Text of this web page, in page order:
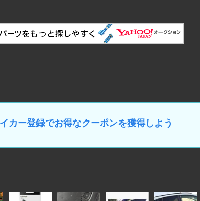
カー登録でお得なクーポンを獲得しよう